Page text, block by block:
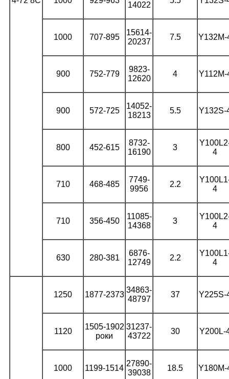
14022
1000 707-895
15614-
20237
7.5 Y132M-
900 752-779
9823-
12620
4 Y112M-
900 572-725
14052-
18213
5.5 Y132S-
800 452-615
8732-
16190
3
4
710 468-485
7749-
9956
2.2
4
710 356-450
11085-
14368
3
4
630 280-381
6876-
12749
2.2
4
1250 1877-2373
34863-
48797
37 Y225S-
1120
1505-1902
роки
31237-
43722
30 Y200L-
1000 1199-1514
27890-
39038
18.5 Y180M-